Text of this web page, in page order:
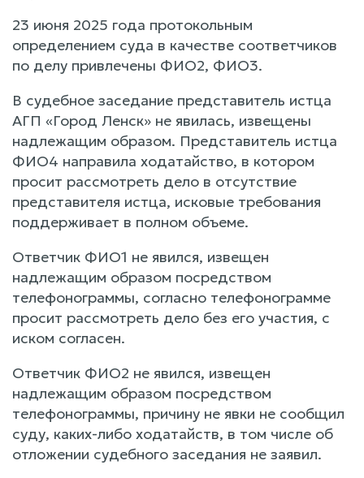
23 июня 2025 года протокольным
определением суда в качестве соответчиков
по делу привлечены ФИО2, ФИО3.
В судебное заседание представитель истца
АГП «Город Ленск» не явилась, извещены
надлежащим образом. Представитель истца
ФИО4 направила ходатайство, в котором
просит рассмотреть дело в отсутствие
представителя истца, исковые требования
поддерживает в полном объеме.
Ответчик ФИО1 не явился, извещен
надлежащим образом посредством
телефонограммы, согласно телефонограмме
просит рассмотреть дело без его участия, с
иском согласен.
Ответчик ФИО2 не явился, извещен
надлежащим образом посредством
телефонограммы, причину не явки не сообщил
суду, каких-либо ходатайств, в том числе об
отложении судебного заседания не заявил.